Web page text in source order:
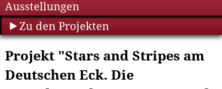
Ausstellungen
Zu den Projekten
Projekt "Stars and Stripes am
Deutschen Eck. Die